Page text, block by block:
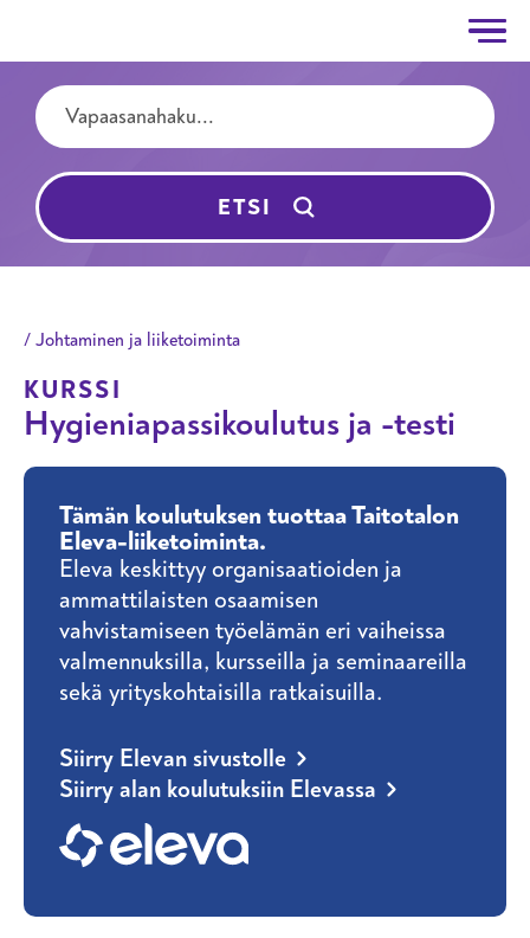
Hyppää pääsisältöön
Johtaminen ja liiketoiminta
Hakutermit
ETSI
Hygieniapassikoulutus ja -testi
KURSSI
Tämän koulutuksen tuottaa Taitotalon
Eleva-liiketoiminta.
Eleva keskittyy organisaatioiden ja
ammattilaisten osaamisen
vahvistamiseen työelämän eri vaiheissa
valmennuksilla, kursseilla ja seminaareilla
sekä yrityskohtaisilla ratkaisuilla.
Siirry Elevan sivustolle
Siirry alan koulutuksiin Elevassa